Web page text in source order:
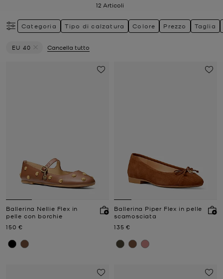
12 Articoli
Categoria Tipo di calzatura Colore Prezzo Taglia
EU 40
Cancella tutto
Ballerina Nellie Flex in
pelle con borchie
Prezzo attuale
150 €
Ballerina Piper Flex in pelle
scamosciata
Prezzo attuale
135 €